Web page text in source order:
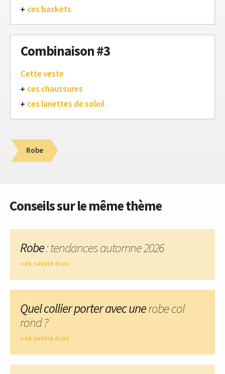
ces baskets
Combinaison #3
Cette veste
ces chaussures
ces lunettes de soleil
Robe
Conseils sur le même thème
Robe: tendances automne 2026
EN SAVOIR PLUS
Quel collier porter avec unerobe col
rond ?
EN SAVOIR PLUS